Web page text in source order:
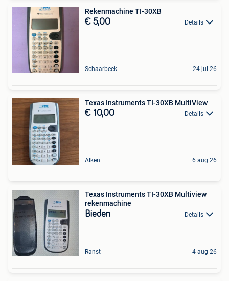
Rekenmachine TI-30XB
€ 5,00 Details
Schaarbeek 24 jul 26
Texas Instruments TI-30XB MultiView
€ 10,00 Details
Alken 6 aug 26
Texas Instruments TI-30XB Multiview
rekenmachine
Bieden Details
Ranst 4 aug 26